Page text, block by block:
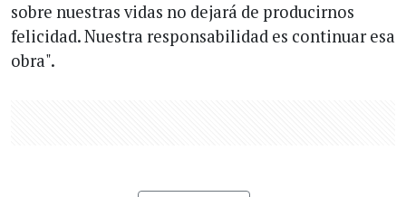
sobre nuestras vidas no dejará de producirnos
felicidad. Nuestra responsabilidad es continuar esa
obra".